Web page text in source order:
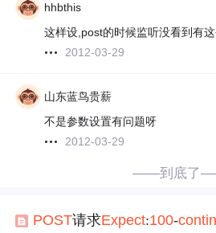
hhbthis
这样设,post的时候监听没看到有
2012-03-29
山东蓝鸟贵薪
不是参数设置有问题呀
2012-03-29
——到底了
POST请求Expect:100-